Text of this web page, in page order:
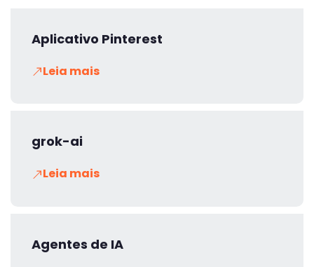
Aplicativo Pinterest
Leia mais
grok-ai
Leia mais
Agentes de IA